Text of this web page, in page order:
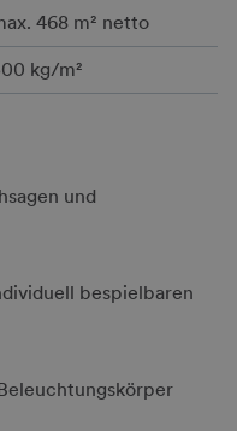
468 m² netto
kg/m²
und
bespielbaren